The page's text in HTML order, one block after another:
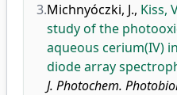
3.Michnyóczki, J., Kiss,
study of the
aqueous cerium(IV)
diode array
J. Photochem.